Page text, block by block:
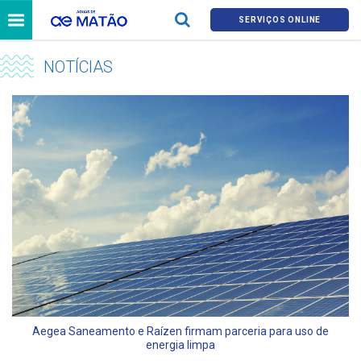
SERVIÇOS ONLINE
NOTÍCIAS
Aegea Saneamento e Raízen firmam parceria para uso de
energia limpa